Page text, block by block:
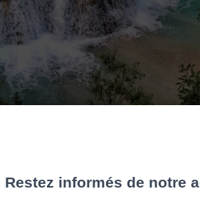
Croft ou Indiana Jones, explorant la
proposition pour vous ! Ce petit
les endroits paradisiaques sur